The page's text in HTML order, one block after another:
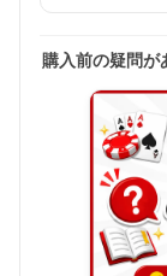
購入前の疑問が